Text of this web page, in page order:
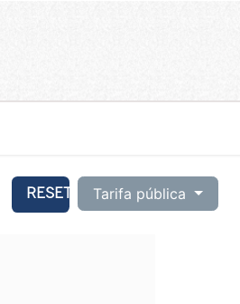
RESET Tarifa pública